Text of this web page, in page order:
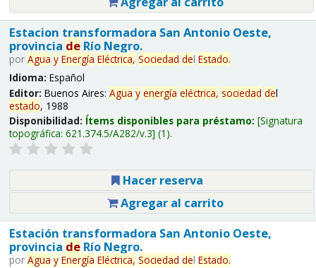
Estacion transformadora San Antonio Oeste,
provincia deRío Negro.
por Agua y Energía Eléctrica, Sociedad del Estado.
Idioma: Español
Editor: Buenos Aires: Agua y energía eléctrica, sociedad del
estado, 1988
Disponibilidad: Ítems disponibles para préstamo: Signatura
topográfica: 621.374.5/A282/v.3 (1).
Hacer reserva
Agregar al carrito
Estación transformadora San Antonio Oeste,
provincia deRío Negro.
por Agua y Energía Eléctrica, Sociedad del Estado.